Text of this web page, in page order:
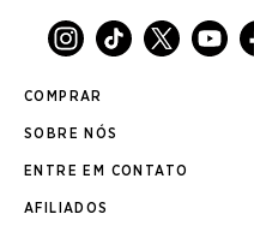
COMPRAR
SOBRE NÓS
ENTRE EM CONTATO
AFILIADOS